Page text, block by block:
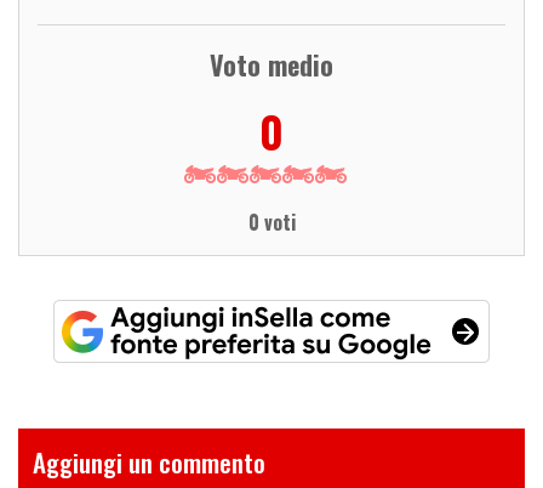
Voto medio
0
0 voti
Aggiungi un commento